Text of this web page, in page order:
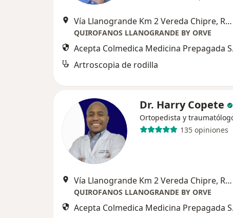
Vía Llanogrande Km 2 Vereda Chipre, Rionegro
QUIROFANOS LLANOGRANDE BY ORVE
Acepta Colmedica Medicina Prepagada
Artroscopia de rodilla
Dr. Harry Copete
Ortopedista y
135 opiniones
Vía Llanogrande Km 2 Vereda Chipre, Rionegro
QUIROFANOS LLANOGRANDE BY ORVE
Acepta Colmedica Medicina Prepagada